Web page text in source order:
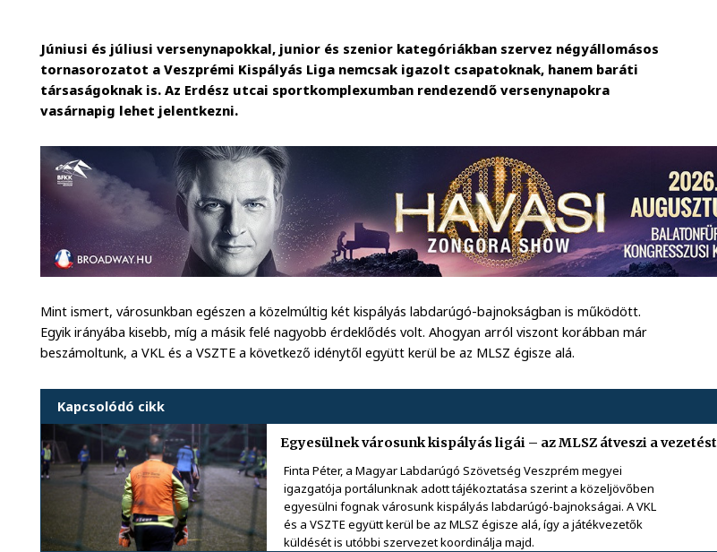
Júniusi és júliusi versenynapokkal, junior és szenior kategóriákban szervez négyállomásos
tornasorozatot a Veszprémi Kispályás Liga nemcsak igazolt csapatoknak, hanem baráti
társaságoknak is. Az Erdész utcai sportkomplexumban rendezendő versenynapokra
vasárnapig lehet jelentkezni.
Mint ismert, városunkban egészen a közelmúltig két kispályás labdarúgó-bajnokságban is működött.
Egyik irányába kisebb, míg a másik felé nagyobb érdeklődés volt. Ahogyan arról viszont korábban már
beszámoltunk, a VKL és a VSZTE a következő idénytől együtt kerül be az MLSZ égisze alá.
Kapcsolódó cikk
Egyesülnek városunk kispályás ligái – az MLSZ átveszi a vezetést
Finta Péter, a Magyar Labdarúgó Szövetség Veszprém megyei
igazgatója portálunknak adott tájékoztatása szerint a közeljövőben
egyesülni fognak városunk kispályás labdarúgó-bajnokságai. A VKL
és a VSZTE együtt kerül be az MLSZ égisze alá, így a játékvezetők
küldését is utóbbi szervezet koordinálja majd.